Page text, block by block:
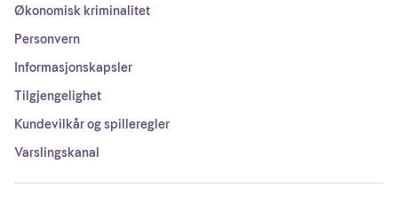
Økonomisk kriminalitet
Personvern
Informasjonskapsler
Tilgjengelighet
Kundevilkår og spilleregler
Varslingskanal